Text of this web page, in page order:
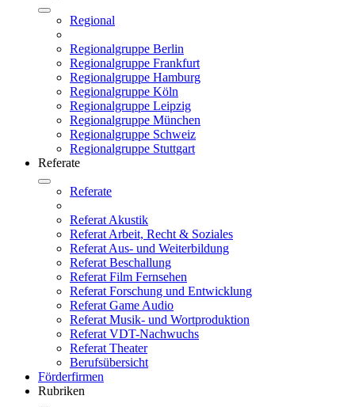
Regional
Regionalgruppe Berlin
Regionalgruppe Frankfurt
Regionalgruppe Hamburg
Regionalgruppe Köln
Regionalgruppe Leipzig
Regionalgruppe München
Regionalgruppe Schweiz
Regionalgruppe Stuttgart
Referate
Referate
Referat Akustik
Referat Arbeit, Recht & Soziales
Referat Aus- und Weiterbildung
Referat Beschallung
Referat Film Fernsehen
Referat Forschung und Entwicklung
Referat Game Audio
Referat Musik- und Wortproduktion
Referat VDT-Nachwuchs
Referat Theater
Berufsübersicht
Förderfirmen
Rubriken